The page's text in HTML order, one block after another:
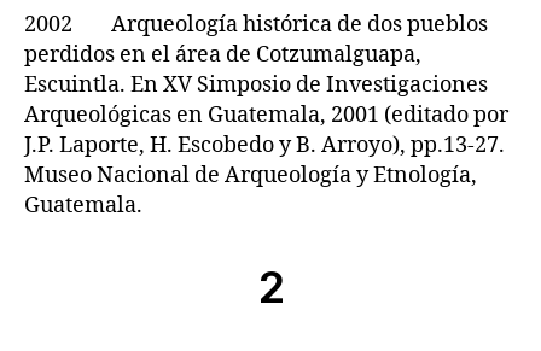
2002 Arqueología histórica de dos pueblos
perdidos en el área de Cotzumalguapa,
Escuintla. En XV Simposio de Investigaciones
Arqueológicas en Guatemala, 2001 (editado por
J.P. Laporte, H. Escobedo y B. Arroyo), pp.13-27.
Museo Nacional de Arqueología y Etnología,
Guatemala.
2